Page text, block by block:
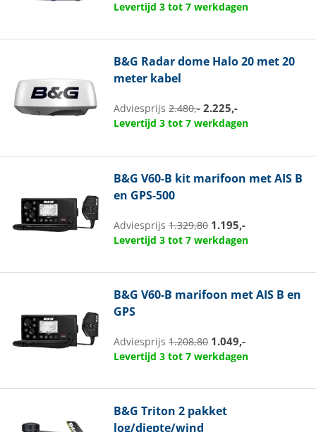
Levertijd 3 tot 7 werkdagen
B&G Radar dome Halo 20 met 20
meter kabel
Adviesprijs2.480,- 2.225,-
Levertijd 3 tot 7 werkdagen
B&G V60-B kit marifoon met AIS B
en GPS-500
Adviesprijs1.329,80 1.195,-
Levertijd 3 tot 7 werkdagen
B&G V60-B marifoon met AIS B en
GPS
Adviesprijs1.208,80 1.049,-
Levertijd 3 tot 7 werkdagen
B&G Triton 2 pakket
log/diepte/wind